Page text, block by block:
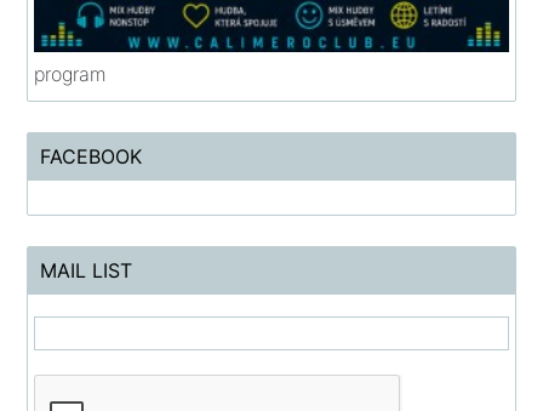
program
FACEBOOK
MAIL LIST